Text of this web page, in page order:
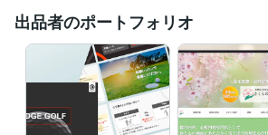
⭐「スライドだけ」「LINEだけ」などのスポット
を一緒に作りたい」というご相談まで柔軟に対応
⭐講座づくりに関するお困りごとがありましたら
経験職種
出品者のポートフォリオ